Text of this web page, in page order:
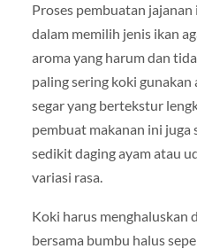
Proses pembuatan
dalam memilih jenis ikan
aroma yang harum dan
paling sering koki
segar yang bertekstur
pembuat makanan ini juga
sedikit daging ayam atau
variasi rasa.
Koki harus menghaluskan
bersama bumbu halus